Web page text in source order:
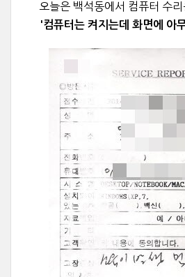
오늘은 백석동에서 컴퓨터 수리
'컴퓨터는 켜지는데 화면에 아